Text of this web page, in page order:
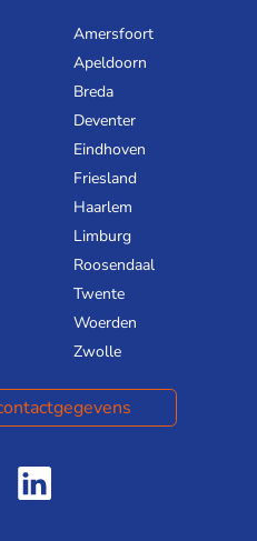
Amersfoort
Apeldoorn
Breda
Deventer
Eindhoven
Friesland
Haarlem
Limburg
Roosendaal
Twente
Woerden
Zwolle